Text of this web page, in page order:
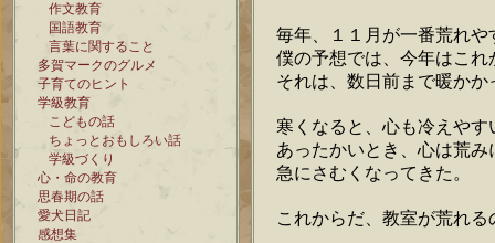
作文教育
国語教育
言葉に関すること
多賀マークのグルメ
子育てのヒント
学級教育
こどもの話
ちょっとおもしろい話
学級づくり
心・命の教育
思春期の話
愛犬日記
感想集
毎年、１１月が一番荒れや
僕の予想では、今年はこれ
それは、数日前まで暖かか
寒くなると、心も冷えやす
あったかいとき、心は荒み
急にさむくなってきた。
これからだ、教室が荒れる